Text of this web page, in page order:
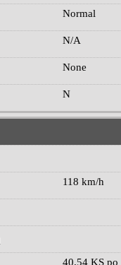
Normal
N/A
None
N
118 km/h
40.54 KS po